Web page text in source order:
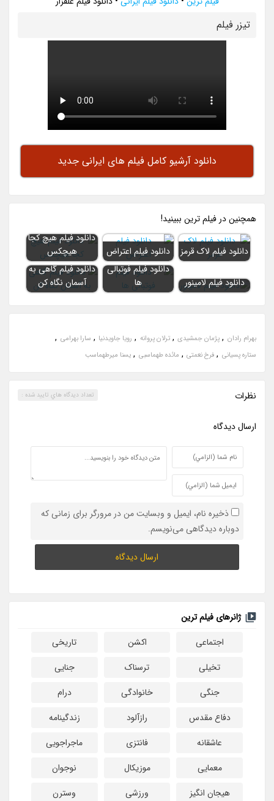
تيزر فيلم
دانلود آرشیو کامل فیلم های ایرانی جدید
همچنين در فيلم ترين ببينيد!
دانلود فیلم لاک قرمز دانلود فیلم اعتراض
دانلود فیلم هیچ کجا
هیچکس
دانلود فیلم لامینور
دانلود فیلم فوتبالی
ها
دانلود فیلم گاهی به
آسمان نگاه کن
بهرام رادان , پژمان جمشیدی ,ترلان پروانه , رویا جاویدنیا , سارا بهرامی ,
ستاره پسیانی , فرخ نعمتی , مائده طهماسبی , یسنا میرطهماسب
نظرات تعداد ديدگاه هاي تاييد شده :
ارسال ديدگاه
ذخیره نام، ایمیل و وبسایت من در مرورگر برای زمانی که
دوباره دیدگاهی می‌نویسم.
ژانرهای فیلم ترین
اجتماعی
اکشن
تاریخی
تخیلی
ترسناک
جنایی
جنگی
خانوادگی
درام
دفاع مقدس
رازآلود
زندگینامه
عاشقانه
فانتزی
ماجراجویی
معمایی
موزیکال
نوجوان
هیجان انگیز
ورزشی
وسترن